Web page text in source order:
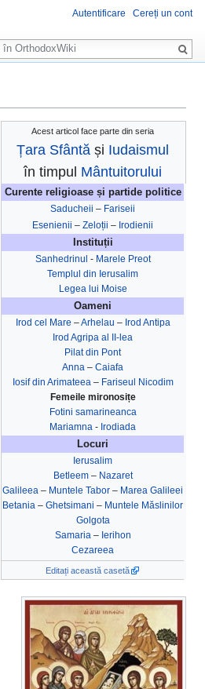
Acest articol face parte din seria
Țara Sfântă și Iudaismul
în timpul Mântuitorului
Curente religioase și partide politice
Saducheii – Fariseii
Esenienii – Zeloții – Irodienii
Instituții
Sanhedrinul - Marele Preot
Templul din Ierusalim
Legea lui Moise
Oameni
Irod cel Mare –Arhelau – Irod Antipa
Irod Agripa al II-lea
Pilat din Pont
Anna – Caiafa
Iosif din Arimateea– Fariseul Nicodim
Femeile mironosițe
Fotini samarineanca
Mariamna - Irodiada
Locuri
Ierusalim
Betleem– Nazaret
Galileea – Muntele Tabor – Marea Galileei
Betania – Ghetsimani – Muntele Măslinilor
Golgota
Samaria– Ierihon
Cezareea
Editați această casetă
Autentificare Cereți un cont